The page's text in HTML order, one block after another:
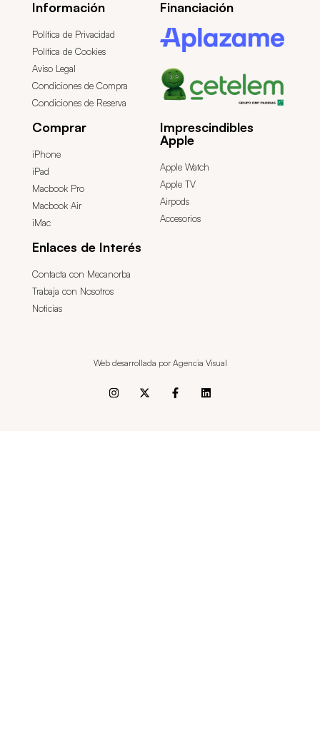
Información
Política de Privacidad
Política de Cookies
Aviso Legal
Condiciones de Compra
Condiciones de Reserva
Financiación
Comprar
iPhone
iPad
Macbook Pro
Macbook Air
iMac
Imprescindibles
Apple
Apple Watch
Apple TV
Airpods
Accesorios
Enlaces de Interés
Contacta con Mecanorba
Trabaja con Nosotros
Noticias
Web desarrollada por Agencia Visual